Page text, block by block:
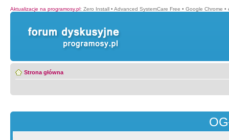
Aktualizacje na programosy.pl: Zero Install • Advanced SystemCare Free • Google Chrome •
Strona główna